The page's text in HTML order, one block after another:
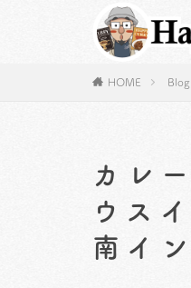
HOME Blog
カレ
ウス
南イ